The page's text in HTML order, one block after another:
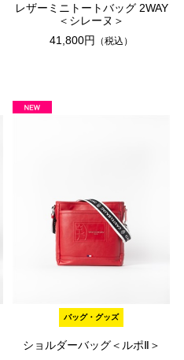
レザーミニトートバッグ 2WAY
＜シレーヌ＞
41,800円
（税込）
バッグ・グッズ
ショルダーバッグ＜ルポⅡ＞